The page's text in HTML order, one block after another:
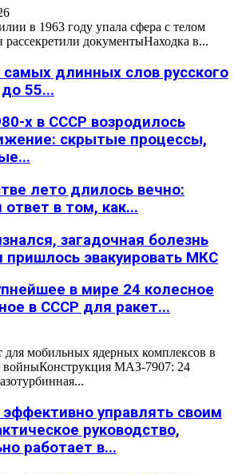
в 1963 году упала сфера с телом
документыНаходка в...
длинных слов русского
55...
х в СССР возродилось
скрытые процессы,
лето длилось вечно:
в том, как...
загадочная болезнь
пришлось эвакуировать МКС
в мире 24 колесное
в СССР для ракет...
для мобильных ядерных комплексов в
войныКонструкция МАЗ-7907: 24
эффективно управлять своим
руководство,
работает в...